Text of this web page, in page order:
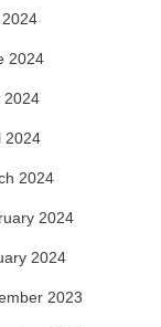
2024
2024
2024
2024
2024
2024
2023